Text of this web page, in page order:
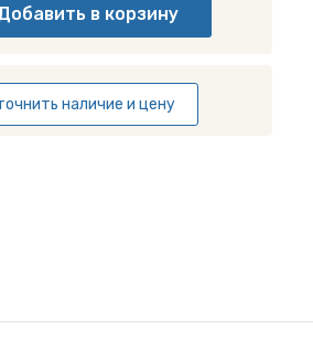
наличие и цену